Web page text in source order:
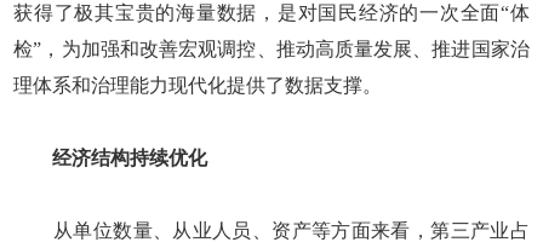
获得了极其宝贵的海量数据，是对国民经济的一次全面“体
检”，为加强和改善宏观调控、推动高质量发展、推进国家治
理体系和治理能力现代化提供了数据支撑。
经济结构持续优化
从单位数量、从业人员、资产等方面来看，第三产业占